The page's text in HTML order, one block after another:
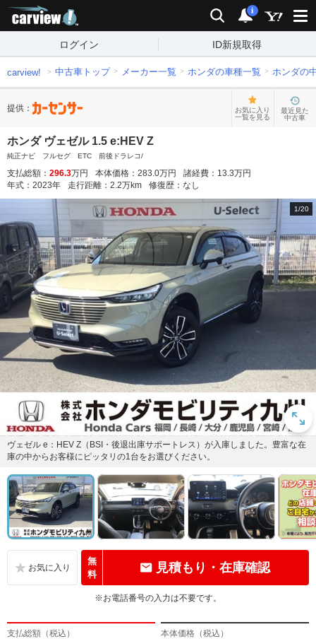
検索 通知
i
ログイン ID新規取得
carview! 中古車トップ メーカー一覧 ホンダの車種一覧 ホンダの
提供：
お気に入り
一覧を見る
最近見た
中古車
ホンダ ヴェゼル 1.5 e:HEV Z
純正ナビ フルセグ ETC 前後ドラレコ/
支払総額： 296.3万円 本体価格： 283.0万円 諸経費： 13.3万円
年式： 2023年 走行距離： 2.2万km 修復歴： なし
1/20
ヴェゼル e：HEV Z（BSI・後退出庫サポートレス）が入庫しました。豊富な在
庫の中からお客様にピッタリの1台をお選びください。
無
料
見積もり・在庫確認
※お電話番号の入力は不要です。
支払総額（税込） 本体価格（税込）